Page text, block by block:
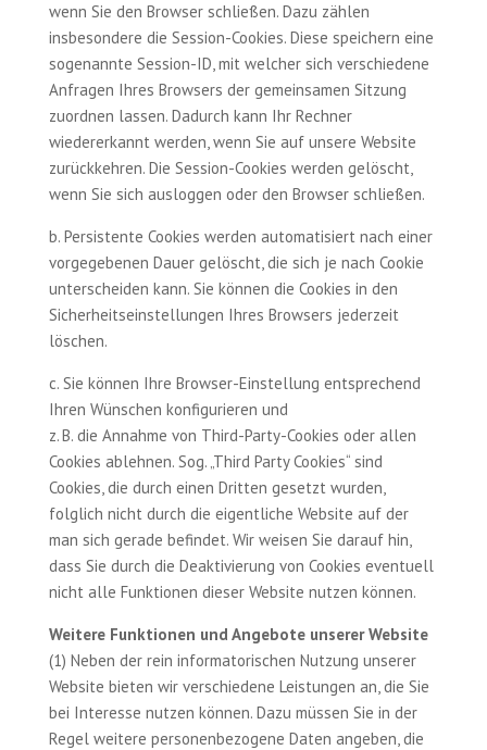
wenn Sie den Browser schließen. Dazu zählen
insbesondere die Session-Cookies. Diese speichern eine
sogenannte Session-ID, mit welcher sich verschiedene
Anfragen Ihres Browsers der gemeinsamen Sitzung
zuordnen lassen. Dadurch kann Ihr Rechner
wiedererkannt werden, wenn Sie auf unsere Website
zurückkehren. Die Session-Cookies werden gelöscht,
wenn Sie sich ausloggen oder den Browser schließen.
b. Persistente Cookies werden automatisiert nach einer
vorgegebenen Dauer gelöscht, die sich je nach Cookie
unterscheiden kann. Sie können die Cookies in den
Sicherheitseinstellungen Ihres Browsers jederzeit
löschen.
c. Sie können Ihre Browser-Einstellung entsprechend
Ihren Wünschen konfigurieren und
z. B. die Annahme von Third-Party-Cookies oder allen
Cookies ablehnen. Sog. „Third Party Cookies“ sind
Cookies, die durch einen Dritten gesetzt wurden,
folglich nicht durch die eigentliche Website auf der
man sich gerade befindet. Wir weisen Sie darauf hin,
dass Sie durch die Deaktivierung von Cookies eventuell
nicht alle Funktionen dieser Website nutzen können.
Weitere Funktionen und Angebote unserer Website
(1) Neben der rein informatorischen Nutzung unserer
Website bieten wir verschiedene Leistungen an, die Sie
bei Interesse nutzen können. Dazu müssen Sie in der
Regel weitere personenbezogene Daten angeben, die